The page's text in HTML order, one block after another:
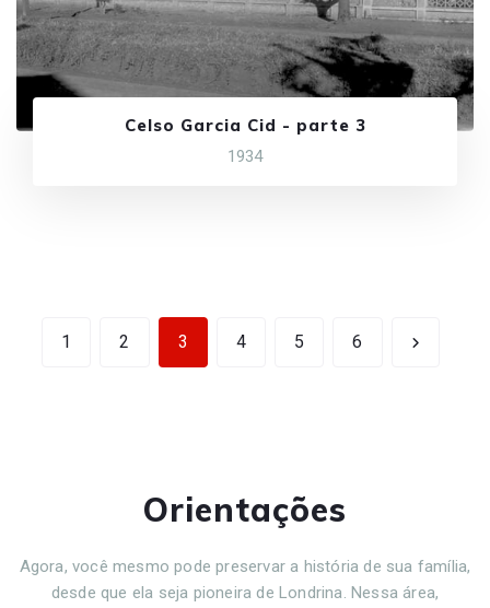
Celso Garcia Cid - parte 3
1934
1 2 3 4 5 6
Orientações
Agora, você mesmo pode preservar a história de sua família,
desde que ela seja pioneira de Londrina. Nessa área,